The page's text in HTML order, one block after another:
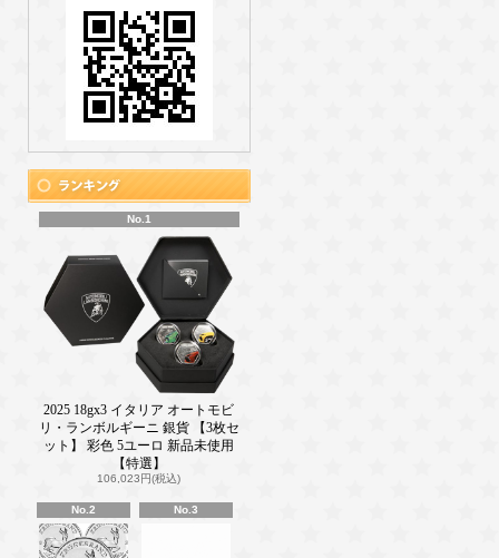
No.1
2025 18gx3 イタリア オートモビ
リ・ランボルギーニ 銀貨 【3枚セ
ット】 彩色 5ユーロ 新品未使用
【特選】
106,023円(税込)
No.2 No.3